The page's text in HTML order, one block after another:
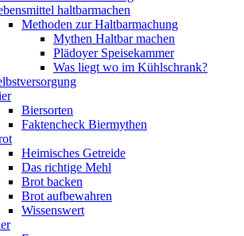
haltbarmachen
Methoden zur Haltbarmachung
Mythen Haltbar machen
Plädoyer Speisekammer
Was liegt wo im Kühlschrank?
Biersorten
Faktencheck Biermythen
Heimisches Getreide
Das richtige Mehl
Brot backen
Brot aufbewahren
Wissenswert